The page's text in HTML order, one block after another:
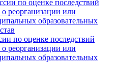
по оценке последствий
реорганизации или
образовательных
по оценке последствий
реорганизации или
образовательных